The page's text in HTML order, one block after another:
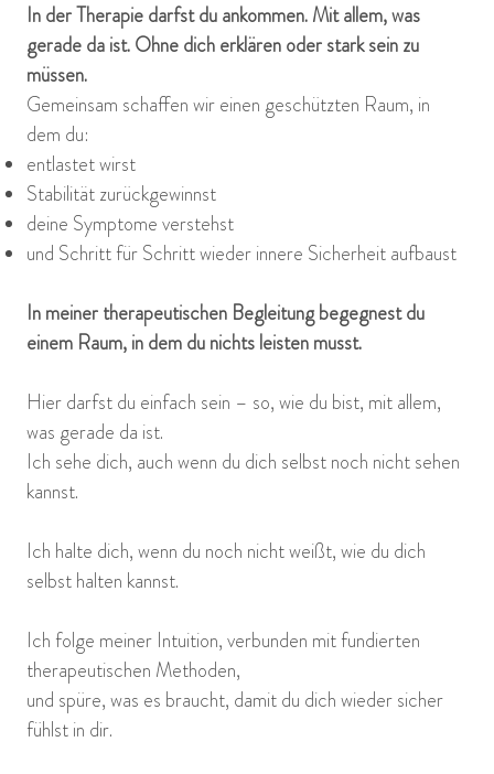
In der Therapie darfst du ankommen. Mit allem, was
gerade da ist. Ohne dich erklären oder stark sein zu
müssen.
Gemeinsam schaffen wir einen geschützten Raum, in
dem du:
entlastet wirst
Stabilität zurückgewinnst
deine Symptome verstehst
und Schritt für Schritt wieder innere Sicherheit aufbaust
In meiner therapeutischen Begleitung begegnest du
einem Raum, in dem du nichts leisten musst.
Hier darfst du einfach sein – so, wie du bist, mit allem,
was gerade da ist.
Ich sehe dich, auch wenn du dich selbst noch nicht sehen
kannst.
Ich halte dich, wenn du noch nicht weißt, wie du dich
selbst halten kannst.
Ich folge meiner Intuition, verbunden mit fundierten
therapeutischen Methoden,
und spüre, was es braucht, damit du dich wieder sicher
fühlst in dir.